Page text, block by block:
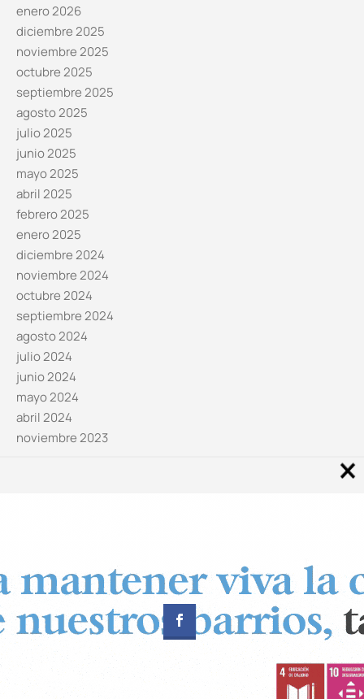
enero 2026
diciembre 2025
noviembre 2025
octubre 2025
septiembre 2025
agosto 2025
julio 2025
junio 2025
mayo 2025
abril 2025
febrero 2025
enero 2025
diciembre 2024
noviembre 2024
octubre 2024
septiembre 2024
agosto 2024
julio 2024
junio 2024
mayo 2024
abril 2024
noviembre 2023